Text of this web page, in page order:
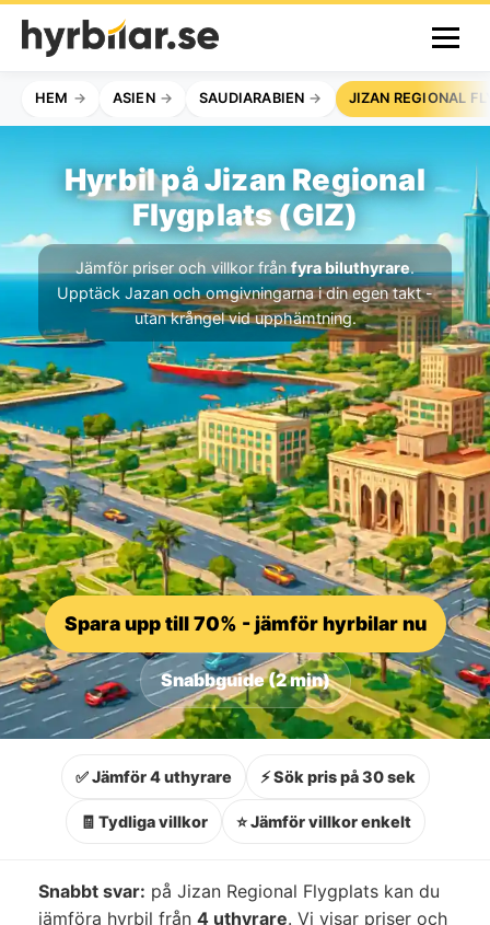
HEM ASIEN SAUDIARABIEN JIZAN REGIONAL
Hyrbil på Jizan Regional
Flygplats (GIZ)
Jämför priser och villkor från fyra biluthyrare.
Upptäck Jazan och omgivningarna i din egen takt -
utan krångel vid upphämtning.
Spara upp till 70% - jämför hyrbilar nu
Snabbguide (2 min)
✅ Jämför 4 uthyrare ⚡ Sök pris på 30 sek
🧾 Tydliga villkor ⭐ Jämför villkor enkelt
Snabbt svar: på Jizan Regional Flygplats kan du
jämföra hyrbil från 4 uthyrare. Vi visar priser och